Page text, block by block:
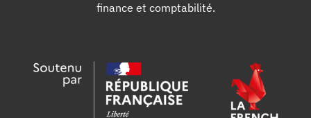
finance et comptabilité.